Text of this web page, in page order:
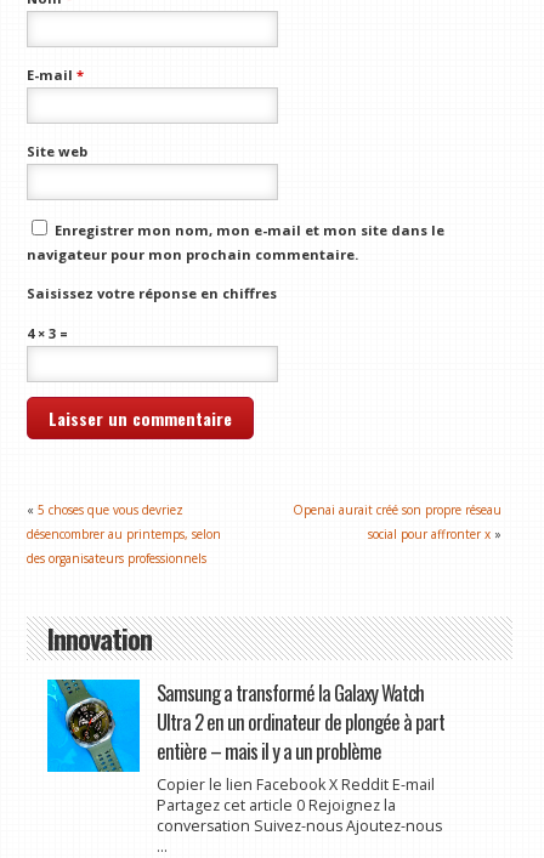
E-mail*
Site web
Enregistrer mon nom, mon e-mail et mon site dans le
navigateur pour mon prochain commentaire.
Saisissez votre réponse en chiffres
4 × 3 =
«5 choses que vous devriez
désencombrer au printemps, selon
des organisateurs professionnels
Openai aurait créé son propre réseau
social pour affronter x »
Innovation
Samsung a transformé la Galaxy Watch
Ultra 2 en un ordinateur de plongée à part
entière – mais il y a un problème
Copier le lien Facebook X Reddit E-mail
Partagez cet article 0 Rejoignez la
conversation Suivez-nous Ajoutez-nous
...